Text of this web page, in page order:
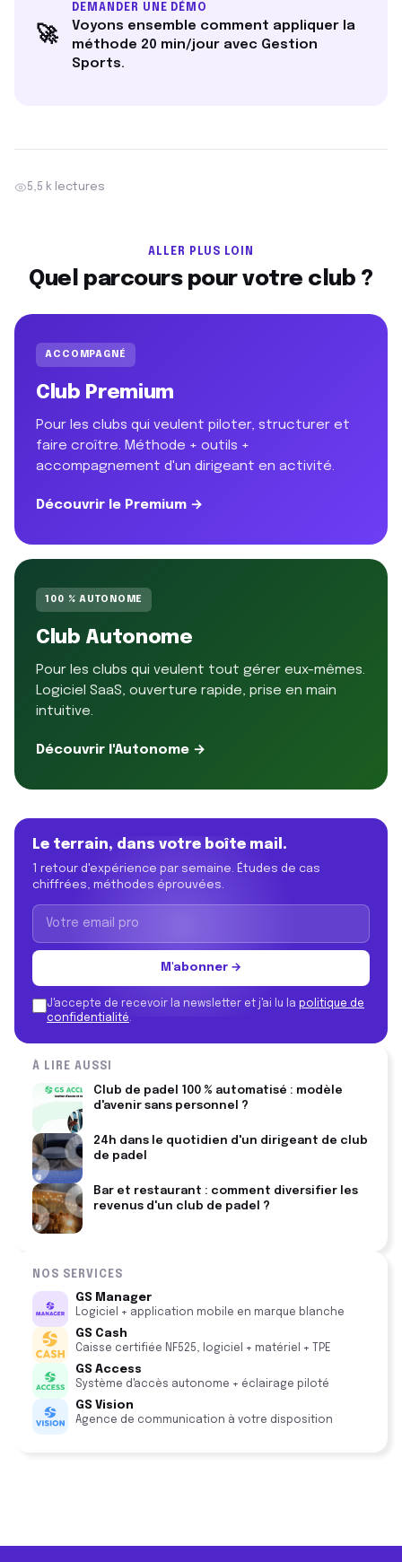
🚀
DEMANDER UNE DÉMO
Voyons ensemble comment appliquer la
méthode 20 min/jour avec Gestion
Sports.
5,5 k lectures
ALLER PLUS LOIN
Quel parcours pour votre club ?
ACCOMPAGNÉ
Club Premium
Pour les clubs qui veulent piloter, structurer et
faire croître. Méthode + outils +
accompagnement d'un dirigeant en activité.
Découvrir le Premium →
100 % AUTONOME
Club Autonome
Pour les clubs qui veulent tout gérer eux-mêmes.
Logiciel SaaS, ouverture rapide, prise en main
intuitive.
Découvrir l'Autonome →
Le terrain, dans votre boîte mail.
1 retour d'expérience par semaine. Études de cas
chiffrées, méthodes éprouvées.
M'abonner →
J'accepte de recevoir la newsletter et j'ai lu la politique de
confidentialité.
À LIRE AUSSI
Club de padel 100 % automatisé : modèle
d'avenir sans personnel ?
24h dans le quotidien d'un dirigeant de club
de padel
Bar et restaurant : comment diversifier les
revenus d'un club de padel ?
NOS SERVICES
GS Manager
Logiciel + application mobile en marque blanche
GS Cash
Caisse certifiée NF525, logiciel + matériel + TPE
GS Access
Système d'accès autonome + éclairage piloté
GS Vision
Agence de communication à votre disposition